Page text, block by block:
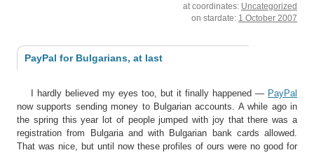
at coordinates: Uncategorized
on stardate: 1 October 2007
PayPal for Bulgarians, at last
I hardly believed my eyes too, but it finally happened — PayPal
now supports sending money to Bulgarian accounts. A while ago in
the spring this year lot of people jumped with joy that there was a
registration from Bulgaria and with Bulgarian bank cards allowed.
That was nice, but until now these profiles of ours were no good for